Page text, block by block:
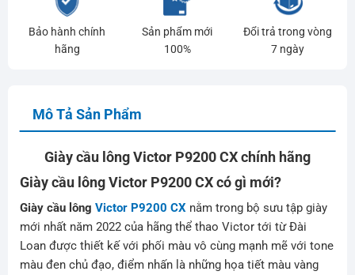
Bảo hành chính
hãng
Sản phẩm mới
100%
Đổi trả trong vòng
7 ngày
Mô Tả Sản Phẩm
Giày cầu lông Victor P9200 CX chính hãng
Giày cầu lông Victor P9200 CX có gì mới?
Giày cầu lông Victor P9200 CXnằm trong bộ sưu tập giày
mới nhất năm 2022 của hãng thể thao Victor tới từ Đài
Loan được thiết kế với phối màu vô cùng mạnh mẽ với tone
màu đen chủ đạo, điểm nhấn là những họa tiết màu vàng